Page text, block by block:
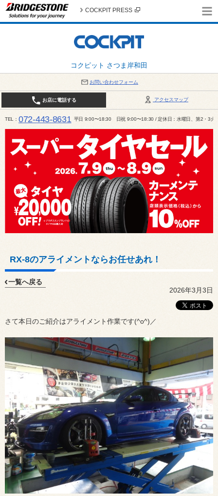
コクピット さつま岸和田
COCKPIT PRESS
お問い合わせフォーム
アクセスマップ
お店に電話する
TEL 072-443-8631 平日 9:00〜18:30 日祝 9:00〜18:30 / 定休日：水曜日、第2・3火
RX-8のアライメントならお任せあれ！
一覧へ戻る
2026年3月3日
さて本日のご紹介はアライメント作業です(^o^)／